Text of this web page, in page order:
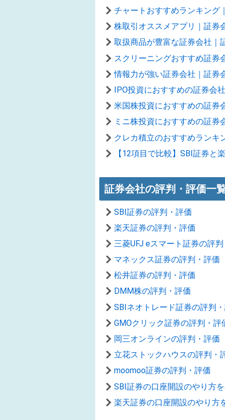
チャートおすすめランキング
株取引オススメアプリ｜証券
取扱商品が豊富な証券会社｜
スクリーニングおすすめ証券
情報力が強い証券会社｜証券
IPO投資におすすめの証券会
米国株投資におすすめの証券
ミニ株投資におすすめの証券
クレカ積立のおすすめランキ
【12項目で比較】SBI証券と
証券会社の評判・評価一
SBI証券の評判・評価
楽天証券の評判・評価
三菱UFJ eスマート証券の評
マネックス証券の評判・評価
松井証券の評判・評価
DMM株の評判・評価
SBIネオトレード証券の評判
GMOクリック証券の評判・評
岡三オンラインの評判・評価
立花ストックハウスの評判・
moomoo証券の評判・評価
SBI証券の口座開設のやり方
楽天証券の口座開設のやり方